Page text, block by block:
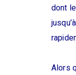
dont
Alors